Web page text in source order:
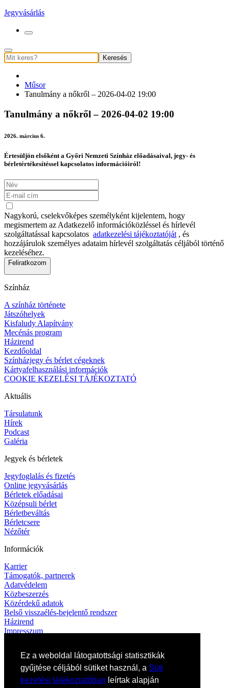
Ez a weboldal látogatottsági statisztikák
gyűjtése céljából sütiket használ, a Süti
kezelési tájékoztatóban leírtak alapján
Jegyvásárlás
Keresés
Műsor
Tanulmány a nőkről – 2026-04-02 19:00
Tanulmány a nőkről – 2026-04-02 19:00
2026. március 6.
Értesüljön elsőként a Győri Nemzeti Színház előadásaival, jegy- és
bérletértékesítéssel kapcsolatos információiról!
Nagykorú, cselekvőképes személyként kijelentem, hogy
megismertem az Adatkezelő információközléssel és hírlevél
szolgáltatással kapcsolatos adatkezelési tájékoztatóját , és
hozzájárulok személyes adataim hírlevél szolgáltatás céljából történő
kezeléséhez.
Feliratkozom
Színház
A színház története
Játszóhelyek
Kisfaludy Alapítvány
Mecénás program
Házirend
Kezdőoldal
Színházjegy és bérlet cégeknek
Kártyafelhasználási információk
COOKIE KEZELÉSI TÁJÉKOZTATÓ
Aktuális
Társulatunk
Hírek
Podcast
Galéria
Jegyek és bérletek
Jegyfoglalás és fizetés
Online jegyvásárlás
Bérletek előadásai
Középsuli bérlet
Bérletbeváltás
Bérletcsere
Nézőtér
Információk
Karrier
Támogatók, partnerek
Adatvédelem
Közbeszerzés
Közérdekű adatok
Belső visszaélés-bejelentő rendszer
Házirend
Impresszum
Elérhetőségek
Művészeti titkárság